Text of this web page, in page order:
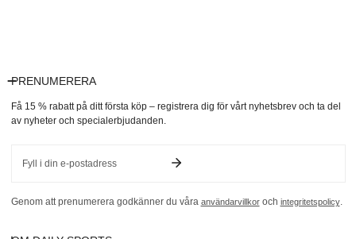
PRENUMERERA
Få 15 % rabatt på ditt första köp – registrera dig för vårt nyhetsbrev och ta del
av nyheter och specialerbjudanden.
post
Genom att prenumerera godkänner du våra användarvillkoroch integritetspolicy.